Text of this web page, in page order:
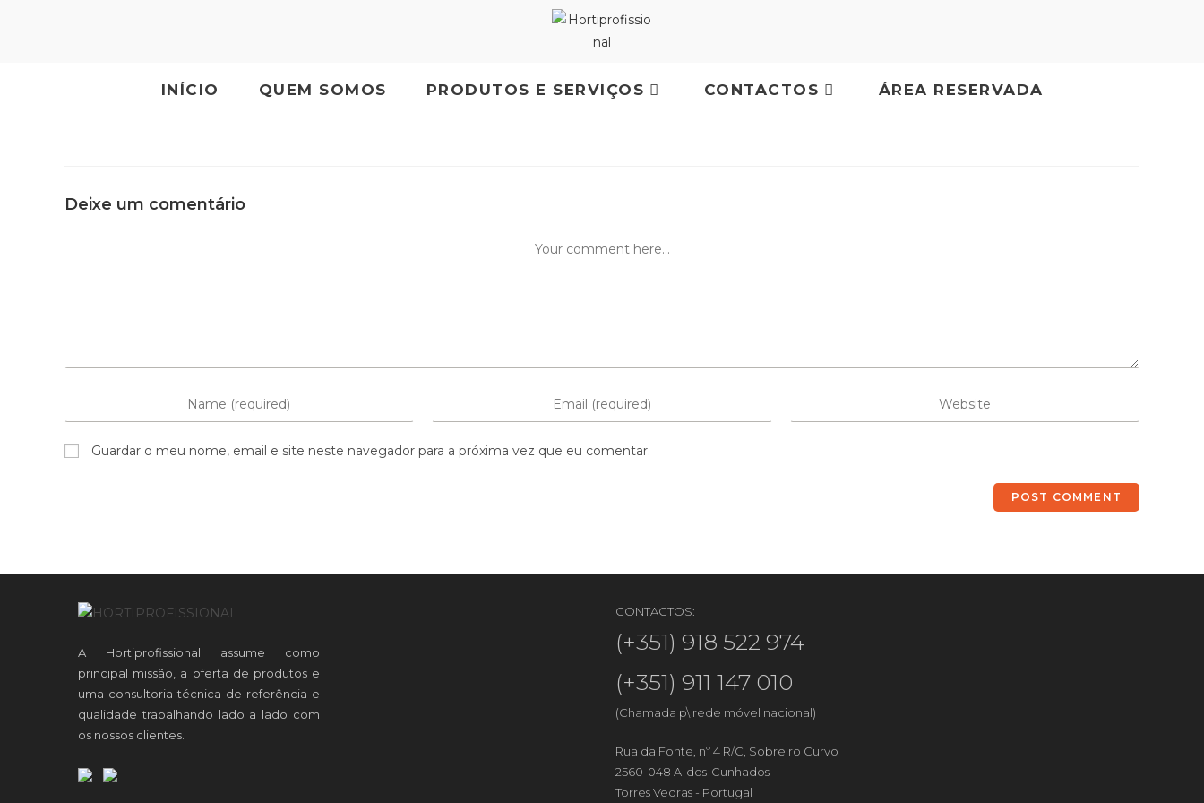
INÍCIO QUEM SOMOS PRODUTOS E SERVIÇOS CONTACTOS ÁREA RESERVADA
Deixe um comentário
Guardar o meu nome, email e site neste navegador para a próxima vez que eu comentar.
A Hortiprofissional assume como
principal missão, a oferta de produtos e
uma consultoria técnica de referência e
qualidade trabalhando lado a lado com
os nossos clientes.
CONTACTOS:
(+351) 918 522 974
(+351) 911 147 010
(Chamada p\ rede móvel nacional)
Rua da Fonte, nº 4 R/C, Sobreiro Curvo
2560-048 A-dos-Cunhados
Torres Vedras - Portugal